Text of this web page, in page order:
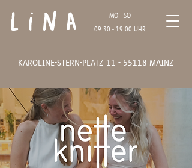
Lina
MO - SO
09.30 - 19.00 Uhr
karoline-stern-platz 11 - 55118 mainz